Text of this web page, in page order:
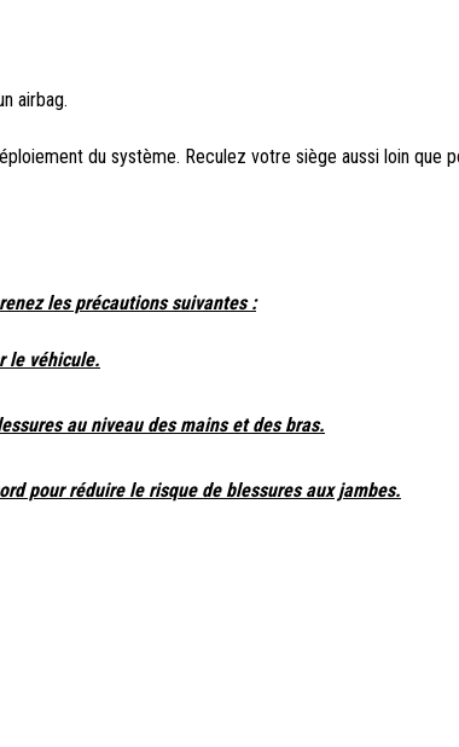
airbag.
du système. Reculez votre siège aussi loin que
les précautions suivantes :
le véhicule.
au niveau des mains et des bras.
pour réduire le risque de blessures aux jambes.